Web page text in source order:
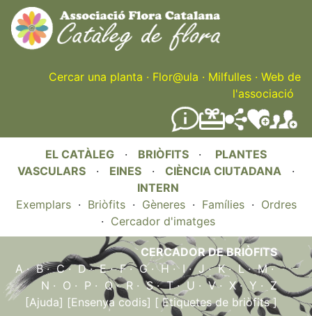
Skip
to
main
content
Cercar una planta · Flor@ula · Milfulles · Web de
l'associació
EL CATÀLEG · BRIÒFITS · PLANTES
VASCULARS · EINES · CIÈNCIA CIUTADANA ·
INTERN
Exemplars· Briòfits· Gèneres· Famílies· Ordres
· Cercador d'imatges
CERCADOR DE BRIÒFITS
A·B·C·D·E·F·G·H · I·J·K·L·M·
N · O · P · Q·R ·S·T·U ·V· X·Y ·Z
[Ajuda] [Ensenya codis] [ Etiquetes de briòfits ]